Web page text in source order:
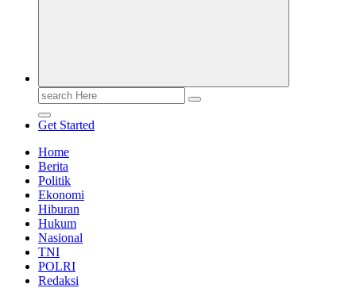
Search
for:
Get Started
Home
Berita
Politik
Ekonomi
Hiburan
Hukum
Nasional
TNI
POLRI
Redaksi